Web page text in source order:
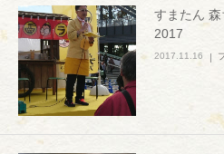
すまたん
2017
2017.11.16